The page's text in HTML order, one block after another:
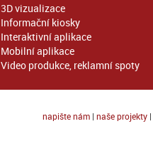
3D vizualizace
Informační kiosky
Interaktivní aplikace
Mobilní aplikace
Video produkce, reklamní spoty
napište nám | naše projekty |